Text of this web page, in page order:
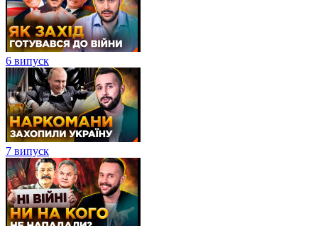
6 випуск
7 випуск